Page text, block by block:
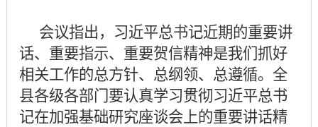
会议指出，习近平总书记近期的重要讲
话、重要指示、重要贺信精神是我们抓好
相关工作的总方针、总纲领、总遵循。全
县各级各部门要认真学习贯彻习近平总书
记在加强基础研究座谈会上的重要讲话精